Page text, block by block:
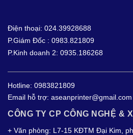
Điện thoại: 024.39928688
P.Giám Đốc : 0983.821809
P.Kinh doanh 2: 0935.186268
Hotline: 0983821809
Email hỗ trợ: aseanprinter@gmail.com
CÔNG TY CP CÔNG NGHỆ &
+ Văn phòng: L7-15 KĐTM Đại Kim,